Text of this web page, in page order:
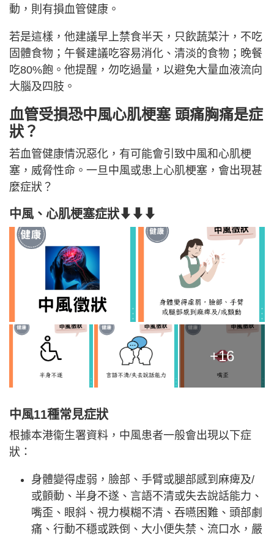
動，則有損血管健康。
若是這樣，他建議早上禁食半天，只飲蔬菜汁，不吃
固體食物；午餐建議吃容易消化、清淡的食物；晚餐
吃80%飽。他提醒，勿吃過量，以避免大量血液流向
大腦及四肢。
血管受損恐中風心肌梗塞 頭痛胸痛是症
狀？
若血管健康情況惡化，有可能會引致中風和心肌梗
塞，威脅性命。一旦中風或患上心肌梗塞，會出現甚
麼症狀？
中風、心肌梗塞症狀⬇⬇⬇
+16
中風11種常見症狀
根據本港衞生署資料，中風患者一般會出現以下症
狀：
身體變得虛弱，臉部、手臂或腿部感到麻痺及/
或顫動、半身不遂、言語不清或失去說話能力、
嘴歪、眼斜、視力模糊不清、吞嚥困難、頭部劇
痛、行動不穩或跌倒、大小便失禁、流口水，嚴